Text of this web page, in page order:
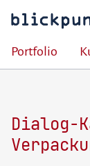
Portfolio
Dialog-